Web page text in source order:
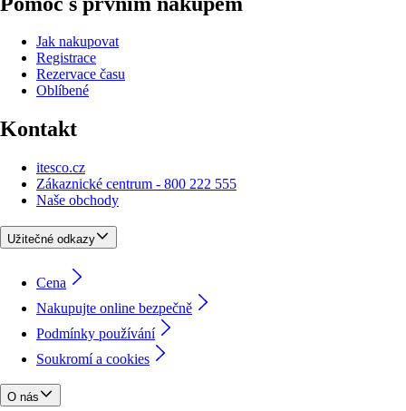
Jak nakupovat
Registrace
Rezervace času
Oblíbené
Kontakt
itesco.cz
Zákaznické centrum - 800 222 555
Naše obchody
Užitečné odkazy
Cena
Nakupujte online bezpečně
Podmínky používání
Soukromí a cookies
O nás